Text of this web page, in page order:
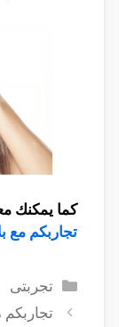
كما يمكنك
تجاربكم مع
التصنيفات
تجربتى
تجاربكم